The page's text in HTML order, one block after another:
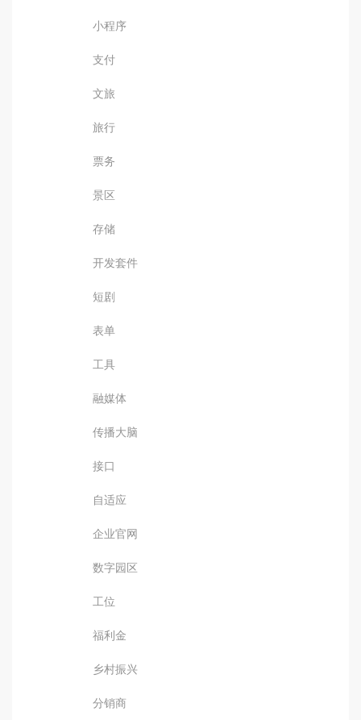
小程序
支付
文旅
旅行
票务
景区
存储
开发套件
短剧
表单
工具
融媒体
传播大脑
接口
自适应
企业官网
数字园区
工位
福利金
乡村振兴
分销商